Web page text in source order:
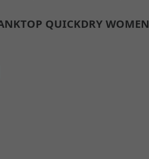
QUICKDRY WOMEN